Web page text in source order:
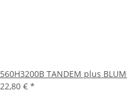
560H3200B TANDEM plus
22,80 € *